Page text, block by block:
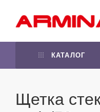
КАТАЛОГ
Щетка